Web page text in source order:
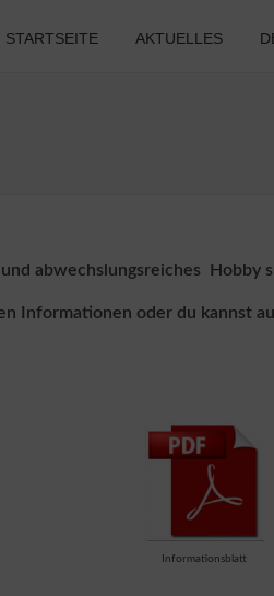
STARTSEITE AKTUELLES
abwechslungsreiches Hobby
Informationen oder du kannst
Informationsblatt